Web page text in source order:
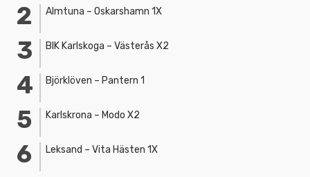
Almtuna – Oskarshamn 1X
BIK Karlskoga – Västerås X2
Björklöven – Pantern 1
Karlskrona – Modo X2
Leksand – Vita Hästen 1X